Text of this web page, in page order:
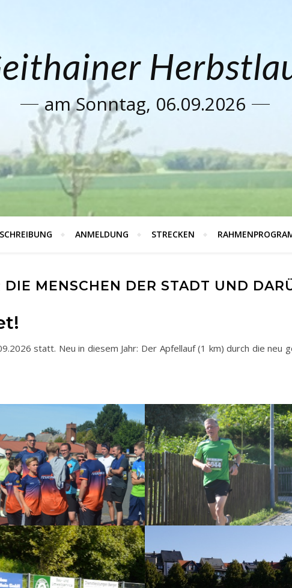
am Sonntag, 06.09.2026
ANMELDUNG STRECKEN
DIE MENSCHEN DER STADT UND
statt. Neu in diesem Jahr: Der Apfellauf (1 km) durch die neu